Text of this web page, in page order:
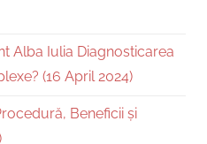
Alba Iulia Diagnosticarea
(16 April 2024)
Beneficii și